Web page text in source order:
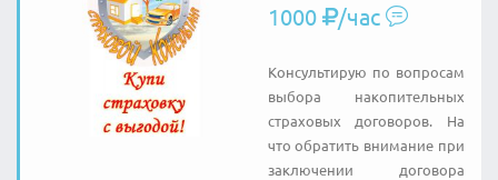
1000 /час
Консультирую по вопросам
выбора накопительных
страховых договоров. На
что обратить внимание при
заключении договора